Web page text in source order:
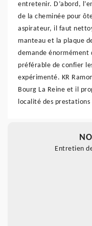
entretenir. D’abord,
de la cheminée pour
aspirateur, il faut
manteau et la plaque
demande énormément
préférable de confier
expérimenté. KR
Bourg La Reine et il
localité des
Entretien